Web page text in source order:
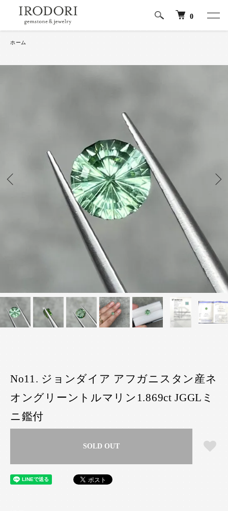
0
ホーム
No11. ジョンダイア アフガニスタン産ネ
オングリーントルマリン1.869ct JGGLミ
ニ鑑付
SOLD OUT